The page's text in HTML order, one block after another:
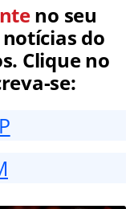
no seu
do
Clique no
se: